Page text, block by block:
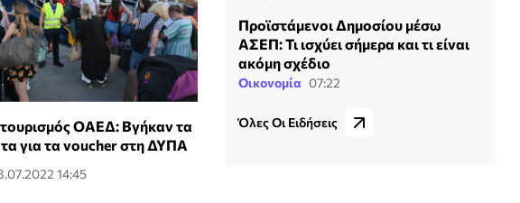
ΟΑΕΔ: Βγήκαν τα
για τα voucher στη ΔΥΠΑ
14:45
Προϊστάμενοι Δημοσίου μέσω
ΑΣΕΠ: Τι ισχύει σήμερα και τι είναι
ακόμη σχέδιο
Οικονομία 07:22
Όλες Οι Ειδήσεις